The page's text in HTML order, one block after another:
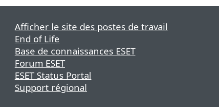
Afficher le site des postes de travail
End of Life
Base de connaissances ESET
Forum ESET
ESET Status Portal
Support régional